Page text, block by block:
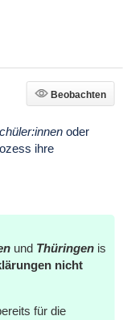
Beobachten
Beobachten
oder
ihre
und Thüringen is
nicht
für die